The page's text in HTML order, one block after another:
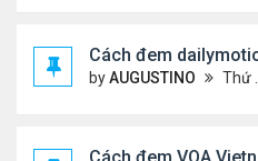
Cách đem
byAUGUSTINO Thứ 5 Tháng 10 15, 2020 12:14 pm